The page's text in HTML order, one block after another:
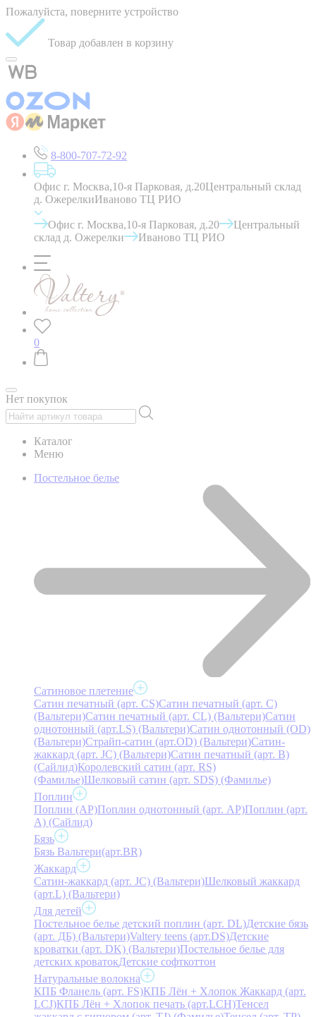
Пожалуйста, поверните устройство
Товар добавлен в корзину
8-800-707-72-92
Офис г. Москва,10-я Парковая, д.20Центральный склад
д. ОжерелкиИваново ТЦ РИО
Офис г. Москва,10-я Парковая, д.20
Центральный
склад д. Ожерелки
Иваново ТЦ РИО
0
Нет покупок
Каталог
Меню
Постельное белье
Сатиновое плетение
Сатин печатный (арт. СS)Сатин печатный (арт. С)
(Вальтери)Сатин печатный (арт. СL) (Вальтери)Сатин
однотонный (арт.LS) (Вальтери)Сатин однотонный (OD)
(Вальтери)Страйп-сатин (арт.OD) (Вальтери)Сатин-
жаккард (арт. JC) (Вальтери)Сатин печатный (арт. В)
(Сайлид)Королевский сатин (арт. RS)
(Фамилье)Шелковый сатин (арт. SDS) (Фамилье)
Поплин
Поплин (AP)Поплин однотонный (арт. AP)Поплин (арт.
А) (Сайлид)
Бязь
Бязь Вальтери(арт.BR)
Жаккард
Сатин-жаккард (арт. JC) (Вальтери)Шелковый жаккард
(арт.L) (Вальтери)
Для детей
Постельное белье детский поплин (арт. DL)Детские бязь
(арт. ДБ) (Вальтери)Valtery teens (арт.DS)Детские
кроватки (арт. DK) (Вальтери)Постельное белье для
детских кроватокДетские софткоттон
Натуральные волокна
КПБ Фланель (арт. FS)КПБ Лён + Хлопок Жаккард (арт.
LCJ)КПБ Лён + Хлопок печать (арт.LCH)Тенсел